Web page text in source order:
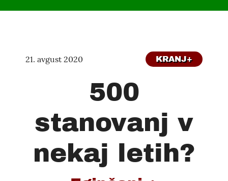
21. avgust 2020 KRANJ+
500
stanovanj v
nekaj letih?